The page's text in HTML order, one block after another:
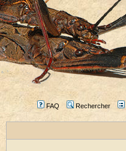
FAQ Rechercher